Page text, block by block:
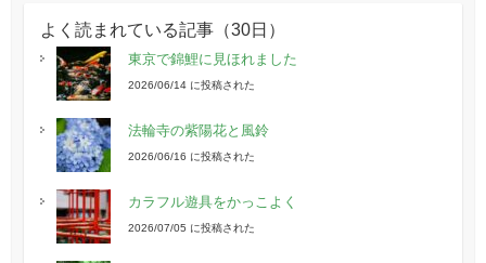
よく読まれている記事（30日）
東京で錦鯉に見ほれました
2026/06/14 に投稿された
法輪寺の紫陽花と風鈴
2026/06/16 に投稿された
カラフル遊具をかっこよく
2026/07/05 に投稿された